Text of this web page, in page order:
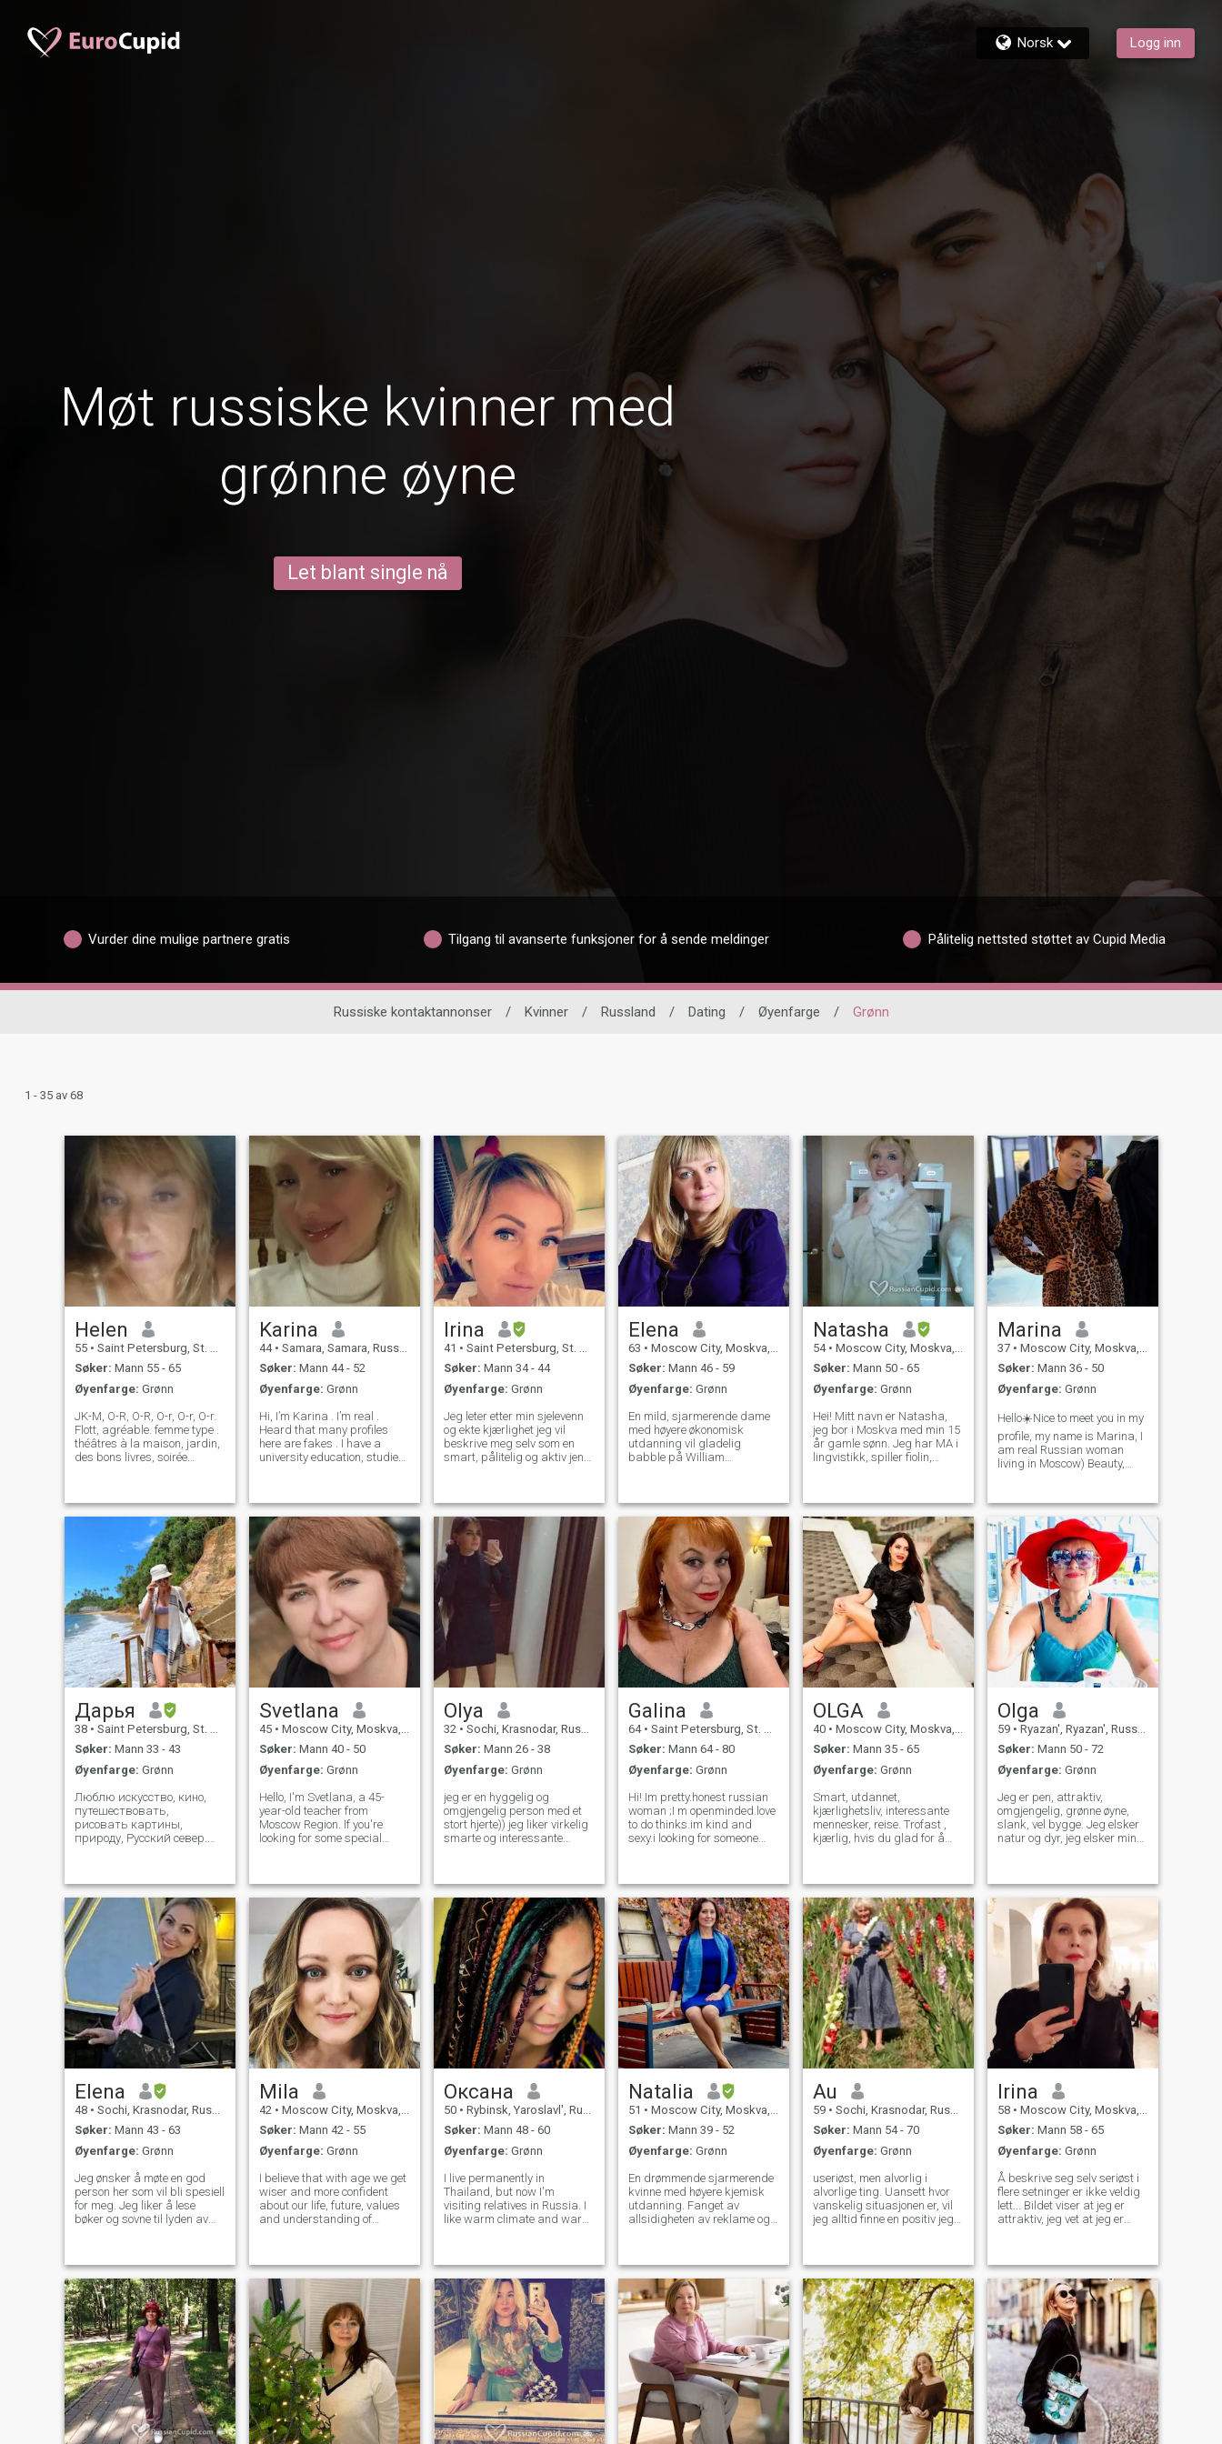
Norsk Logg inn
Møt russiske kvinner med
grønne øyne
Let blant single nå
Vurder dine mulige partnere gratis Tilgang til avanserte funksjoner for å sende meldinger Pålitelig nettsted støttet av Cupid Media
Russiske kontaktannonser / Kvinner / Russland / Dating / Øyenfarge / Grønn
1 - 35 av 68
Helen
55 • Saint Petersburg, St. Petersburg, Russland
Søker: Mann 55 - 65
Øyenfarge: Grønn
JK-M, O-R, O-R, O-r, O-r, O-r.
Flott, agréable. femme type .
théâtres à la maison, jardin,
des bons livres, soirée
av de viktigste i verden. très
l'anglais l'anglais bon,
deutsch de base, étude
francais. JE suis très
heureux que vous visitez ma
page! I tillegg er det en del av
det som skal til for å unngå
at den blir mer eller mindre
Karina
44 • Samara, Samara, Russland
Søker: Mann 44 - 52
Øyenfarge: Grønn
Hi, I’m Karina . I’m real .
Heard that many profiles
here are fakes . I have a
university education, studied
many places as an
interpreter in business p
Irina
41 • Saint Petersburg, St. Petersburg, Russland
Søker: Mann 34 - 44
Øyenfarge: Grønn
Jeg leter etter min sjelevenn
og ekte kjærlighet jeg vil
beskrive meg selv som en
smart, pålitelig og aktiv jente
personlighet med mye humor
og varme inni meg. Jeg har
en lidenskap for å leve sunt
og holde seg aktiv, elsker å
smile og få folk til å le som
jeg føler at det ikke er noe
poeng i å ta livet for seriøst.
Jeg har en søteste lykkelig
datter 8 år gammel og
ønsker å ha flere barn med
den rigth personen.
Elena
63 • Moscow City, Moskva, Russland
Søker: Mann 46 - 59
Øyenfarge: Grønn
En mild, sjarmerende dame
med høyere økonomisk
utdanning vil gladelig
babble på William
historien og kulturen i
forskjellige land, og
absorberer fargen sin. Jeg
lytter forsiktig til hvisken av
sjøsurf, jeg svømmer med en
gullfisk. Jeg elsker å lage
nye kulinariske retter og være
koselig i huset. Jeg gir den
valgte gaven av ømhet,
sensualitet og kjærtegn.
Natasha
54 • Moscow City, Moskva, Russland
Søker: Mann 50 - 65
Øyenfarge: Grønn
Hei! Mitt navn er Natasha,
jeg bor i Moskva med min 15
år gamle sønn. Jeg har MA i
lingvistikk, spiller fiolin,
familiekvelder på søndager,
god samtale. Vil gifte seg
igjen og ha et lykkelig
familieliv. Uten en familie er
livet mitt ikke fullt. Jeg ser
ikke etter et virtuelt forhold,
men etter et ekte møte.
Marina
37 • Moscow City, Moskva, Russland
Søker: Mann 36 - 50
Øyenfarge: Grønn
Hello☀️Nice to meet you in my
profile, my name is Marina, I
am real Russian woman
living in Moscow) Beauty,
am sad about some life
stories but try to find positive
in every situation 🙂 Searchi
Дарья
38 • Saint Petersburg, St. Petersburg, Russland
Søker: Mann 33 - 43
Øyenfarge: Grønn
Люблю искусство, кино,
путешествовать,
рисовать картины,
природу, Русский север.
art, cinematography, cinema,
travelling, painting, nature,
russian north. Im director
and cinematog
Svetlana
45 • Moscow City, Moskva, Russland
Søker: Mann 40 - 50
Øyenfarge: Grønn
Hello, I'm Svetlana, a 45-
year-old teacher from
Moscow Region. If you're
looking for some special
When I was younger I used to
do a lot of sports but now my
favourite
Olya
32 • Sochi, Krasnodar, Russland
Søker: Mann 26 - 38
Øyenfarge: Grønn
jeg er en hyggelig og
omgjengelig person med et
stort hjerte)) jeg liker virkelig
smarte og interessante
uansett hva , det er derfor jeg
egentlig ikke ønsker å ha
negative mennesker rundt.
jeg hater drama og er
nervøs, fordi jeg tror, at bare
få ting i livet verdt det. jeg
liker å lese og være utendørs.
jeg er svært nær med
familien min, og jeg tror, den
familien er den viktigste
tingen i verden. jeg håper en
dag at jeg vil finne noen til å
starte min egen familie med)
Galina
64 • Saint Petersburg, St. Petersburg, Russland
Søker: Mann 64 - 80
Øyenfarge: Grønn
Hi! Im pretty.honest russian
woman ;I m openminded.love
to do thinks.im kind and
sexy.i looking for someone
independet son.im
kind.nice.honest and warm
woman.I like boo
OLGA
40 • Moscow City, Moskva, Russland
Søker: Mann 35 - 65
Øyenfarge: Grønn
Smart, utdannet,
kjærlighetsliv, interessante
mennesker, reise. Trofast ,
kjærlig, hvis du glad for å
interessert og ikke bjeffer.
Menn av tvilsom rykte, uten
bilder - ikke skriv til meg vær
så snill. Jeg vil aldri svare
deg.
Olga
59 • Ryazan', Ryazan', Russland
Søker: Mann 50 - 72
Øyenfarge: Grønn
Jeg er pen, attraktiv,
omgjengelig, grønne øyne,
slank, vel bygge. Jeg elsker
natur og dyr, jeg elsker mine
aktivt liv. Jeg liker å lære nye
og se nye steder, jeg er
nysgjerrig på verden rundt
meg.
Elena
48 • Sochi, Krasnodar, Russland
Søker: Mann 43 - 63
Øyenfarge: Grønn
Jeg ønsker å møte en god
person her som vil bli spesiell
for meg. Jeg liker å lese
bøker og sovne til lyden av
stedene jeg besøker. Jeg
elsker varianter som
tilbringer tid i naturen, lager
desserter på kjøkkenet, eller
å plante nye vakre roser i
hagen. Jeg er romantisk i
hjertet. Jeg har god sans for
humor. Jeg elsker
solnedganger og
morgensoloppganger. Jeg
liker å nyte aromatisk
nybrygget kaffe om
morgenen på kjøkkenet. Hver
Mila
42 • Moscow City, Moskva, Russland
Søker: Mann 42 - 55
Øyenfarge: Grønn
I believe that with age we get
wiser and more confident
about our life, future, values
and understanding of
a mother to a wonderful boy,
he is one of my main
treasures
Оксана
50 • Rybinsk, Yaroslavl', Russland
Søker: Mann 48 - 60
Øyenfarge: Grønn
I live permanently in
Thailand, but now I'm
visiting relatives in Russia. I
like warm climate and warm
agree with the definition of
love as ‘the desire to touch’. I
lik
Natalia
51 • Moscow City, Moskva, Russland
Søker: Mann 39 - 52
Øyenfarge: Grønn
En drømmende sjarmerende
kvinne med høyere kjemisk
utdanning. Fanget av
allsidigheten av reklame og
manøvrerer jeg i det deilige
markedet av krydder. Med
glede vil chatte på italiensk
og praktisere tysk. Har
lidenskap for å reise med en
liten del av Extreme, synes
det er interessant å bli
involvert med nye land,
kulturer og nasjonalt
kjøkken. Elsker å gå, kjøre og
ri på hest. I den milde solen
liker jeg å dykke dypt ned i
havet i håp om å finne den
Au
59 • Sochi, Krasnodar, Russland
Søker: Mann 54 - 70
Øyenfarge: Grønn
useriøst, men alvorlig i
alvorlige ting. Uansett hvor
vanskelig situasjonen er, vil
jeg alltid finne en positiv jeg
med en kost Jeg har en hage
med frukttrær. Jeg liker å
holde meg i god form og ren.
Irina
58 • Moscow City, Moskva, Russland
Søker: Mann 58 - 65
Øyenfarge: Grønn
Å beskrive seg selv seriøst i
flere setninger er ikke veldig
lett... Bildet viser at jeg er
attraktiv, jeg vet at jeg er
liker å reise, jeg liker nye
opplevelser og følelser. Jeg
setter pris på det jeg har i
livet mitt - arbeidet mitt,
hjemmet mitt ... Men jeg, som
de fleste andre, trenger
kjærlighet, omsorg og
hengivenhet. Så jeg er her -
jeg håper å møte den
mannen som jeg kan dele
livet mitt med